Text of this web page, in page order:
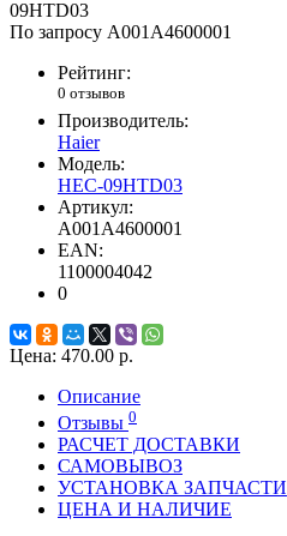
По запросу A001A4600001
Рейтинг:
0 отзывов
Производитель:
Haier
Модель:
HEC-09HTD03
Артикул:
A001A4600001
EAN:
1100004042
0
Цена: 470.00 р.
Описание
Отзывы 0
РАСЧЕТ ДОСТАВКИ
САМОВЫВОЗ
УСТАНОВКА ЗАПЧАСТИ
ЦЕНА И НАЛИЧИЕ